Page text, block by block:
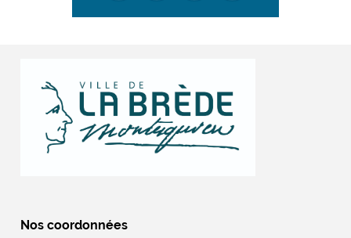
Nos coordonnées